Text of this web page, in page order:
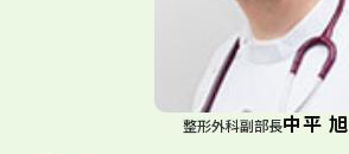
整形外科副部長中平 旭